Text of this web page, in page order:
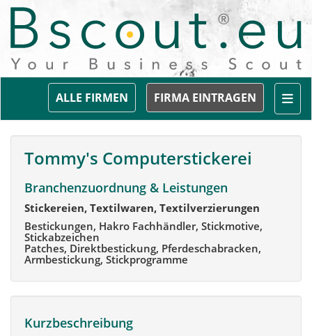
FIRMA EINTRAGEN
ALLE FIRMEN
Tommy's Computerstickerei
Branchenzuordnung & Leistungen
Stickereien, Textilwaren, Textilverzierungen
Bestickungen, Hakro Fachhändler, Stickmotive,
Stickabzeichen
Patches, Direktbestickung, Pferdeschabracken,
Armbestickung, Stickprogramme
Kurzbeschreibung